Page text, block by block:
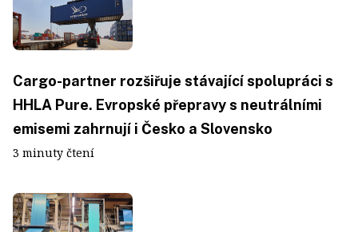
Cargo-partner rozšiřuje stávající spolupráci s
HHLA Pure. Evropské přepravy s neutrálními
emisemi zahrnují i Česko a Slovensko
3 minuty čtení